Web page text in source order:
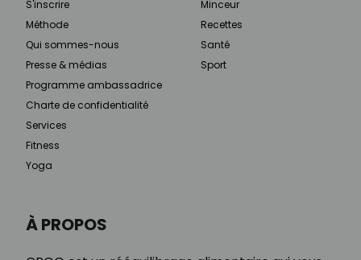
À PROPOS
S'inscrire
Méthode
Qui sommes-nous
Presse & médias
Programme ambassadrice
Charte de confidentialité
Services
Fitness
Yoga
Minceur
Recettes
Santé
Sport